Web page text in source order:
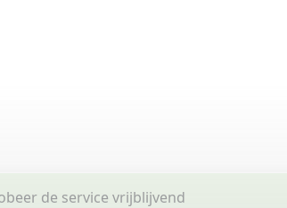
de service vrijblijvend